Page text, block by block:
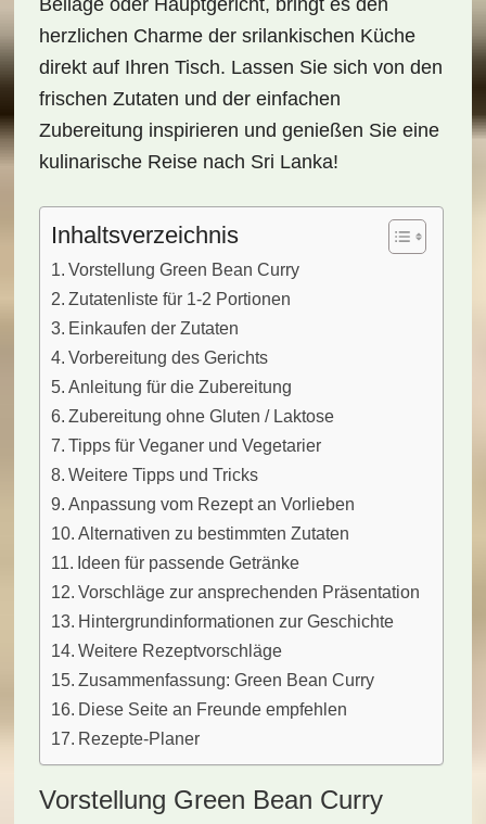
Beilage oder Hauptgericht, bringt es den
herzlichen Charme der srilankischen Küche
direkt auf Ihren Tisch. Lassen Sie sich von den
frischen Zutaten und der einfachen
Zubereitung inspirieren und genießen Sie eine
kulinarische Reise nach Sri Lanka!
Inhaltsverzeichnis
Vorstellung Green Bean Curry
Zutatenliste für 1-2 Portionen
Einkaufen der Zutaten
Vorbereitung des Gerichts
Anleitung für die Zubereitung
Zubereitung ohne Gluten / Laktose
Tipps für Veganer und Vegetarier
Weitere Tipps und Tricks
Anpassung vom Rezept an Vorlieben
Alternativen zu bestimmten Zutaten
Ideen für passende Getränke
Vorschläge zur ansprechenden Präsentation
Hintergrundinformationen zur Geschichte
Weitere Rezeptvorschläge
Zusammenfassung: Green Bean Curry
Diese Seite an Freunde empfehlen
Rezepte-Planer
Vorstellung Green Bean Curry